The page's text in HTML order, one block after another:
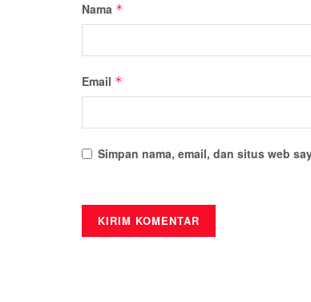
Nama *
Email *
Simpan nama, email, dan situs web